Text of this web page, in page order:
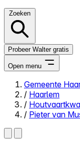
Zoeken
Probeer Walter gratis
Open menu
Close menu
Gemeente
/ Haarlem
/
/ Pieter van